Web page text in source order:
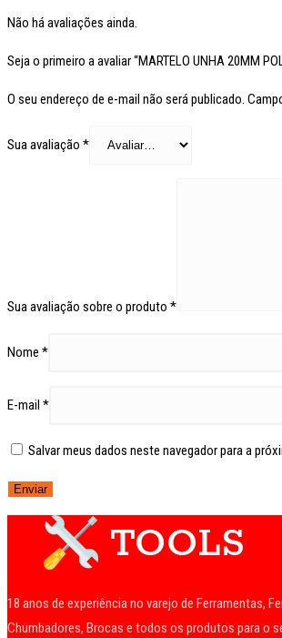
Não há avaliações ainda.
Seja o primeiro a avaliar “MARTELO UNHA 20MM
O seu endereço de e-mail não será publicado.
Sua avaliação *
Sua avaliação sobre o produto *
Nome *
E-mail *
Salvar meus dados neste navegador para a
18 anos de experiência no varejo de Ferramentas,
Chumbadores, Brocas e todos os produtos para o